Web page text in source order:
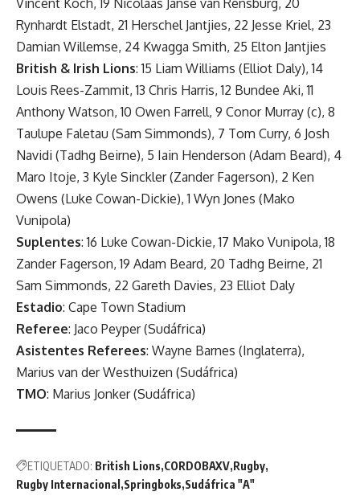
Rynhardt Elstadt, 21 Herschel Jantjies, 22 Jesse Kriel, 23
Damian Willemse, 24 Kwagga Smith, 25 Elton Jantjies
British & Irish Lions: 15 Liam Williams (Elliot Daly), 14
Louis Rees-Zammit, 13 Chris Harris, 12 Bundee Aki, 11
Anthony Watson, 10 Owen Farrell, 9 Conor Murray (c), 8
Taulupe Faletau (Sam Simmonds), 7 Tom Curry, 6 Josh
Navidi (Tadhg Beirne), 5 Iain Henderson (Adam Beard), 4
Maro Itoje, 3 Kyle Sinckler (Zander Fagerson), 2 Ken
Owens (Luke Cowan-Dickie), 1 Wyn Jones (Mako
Vunipola)
Suplentes: 16 Luke Cowan-Dickie, 17 Mako Vunipola, 18
Zander Fagerson, 19 Adam Beard, 20 Tadhg Beirne, 21
Sam Simmonds, 22 Gareth Davies, 23 Elliot Daly
Estadio: Cape Town Stadium
Referee: Jaco Peyper (Sudáfrica)
Asistentes Referees: Wayne Barnes (Inglaterra),
Marius van der Westhuizen (Sudáfrica)
TMO: Marius Jonker (Sudáfrica)
ETIQUETADO: British Lions CORDOBAXV Rugby
Rugby Internacional Springboks Sudáfrica "A"